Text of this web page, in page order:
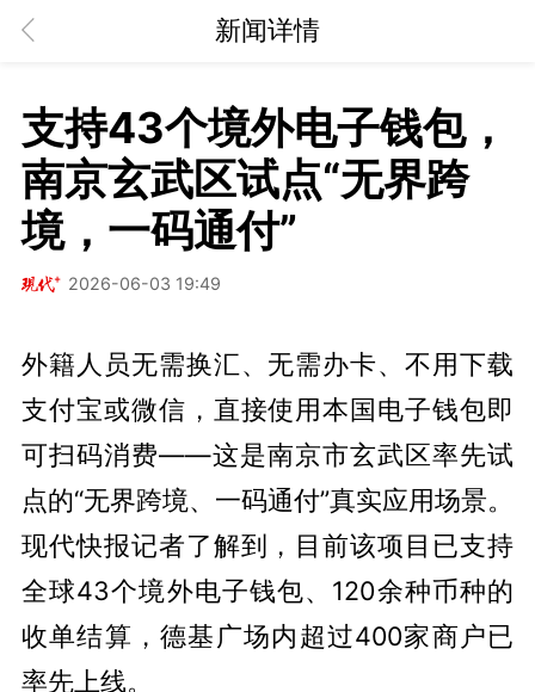
新闻详情
支持43个境外电子钱包，
南京玄武区试点“无界跨
境，一码通付”
2026-06-03 19:49
外籍人员无需换汇、无需办卡、不用下载
支付宝或微信，直接使用本国电子钱包即
可扫码消费——这是南京市玄武区率先试
点的“无界跨境、一码通付”真实应用场景。
现代快报记者了解到，目前该项目已支持
全球43个境外电子钱包、120余种币种的
收单结算，德基广场内超过400家商户已
率先上线。